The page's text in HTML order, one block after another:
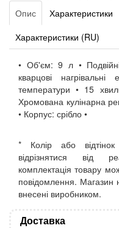
Опис Характеристики
Характеристики (RU)
• Об'єм: 9 л • Подвійні
кварцові
температури • 15
Хромована кулінарна
• Корпус: срібло •
* Колір або
відрізнятися від
комплектація товару
повідомлення. Магазин
внесені виробником.
Доставка